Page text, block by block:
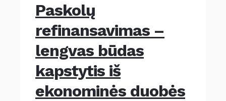
Paskolų
refinansavimas –
lengvas būdas
kapstytis iš
ekonominės duobės